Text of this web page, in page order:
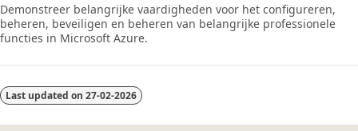
Demonstreer belangrijke vaardigheden voor het configureren,
beheren, beveiligen en beheren van belangrijke professionele
functies in Microsoft Azure.
Last updated on 27-02-2026